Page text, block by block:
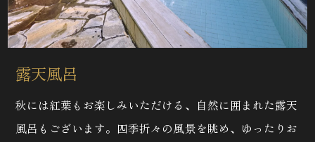
露天風呂
秋には紅葉もお楽しみいただける、自然に囲まれた露天
風呂もございます。四季折々の風景を眺め、ゆったりお